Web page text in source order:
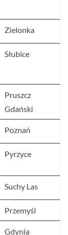
Zielonka
Słubice
Pruszcz
Gdański
Poznań
Pyrzyce
Suchy Las
Przemyśl
Gdynia